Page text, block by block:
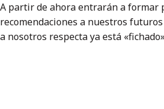
A partir de ahora entrarán a formar
recomendaciones a nuestros
a nosotros respecta ya está